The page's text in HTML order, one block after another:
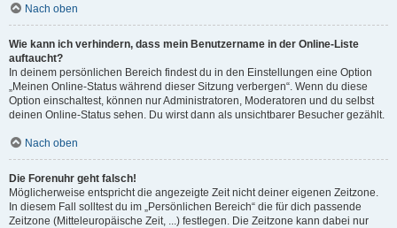
Nach oben
Wie kann ich verhindern, dass mein Benutzername in der Online-Liste
auftaucht?
In deinem persönlichen Bereich findest du in den Einstellungen eine Option
„Meinen Online-Status während dieser Sitzung verbergen“. Wenn du diese
Option einschaltest, können nur Administratoren, Moderatoren und du selbst
deinen Online-Status sehen. Du wirst dann als unsichtbarer Besucher gezählt.
Nach oben
Die Forenuhr geht falsch!
Möglicherweise entspricht die angezeigte Zeit nicht deiner eigenen Zeitzone.
In diesem Fall solltest du im „Persönlichen Bereich“ die für dich passende
Zeitzone (Mitteleuropäische Zeit, ...) festlegen. Die Zeitzone kann dabei nur